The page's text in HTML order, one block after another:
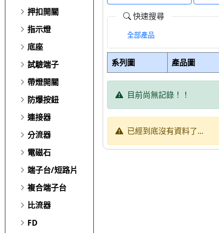
押扣開關
指示燈
底座
試驗端子
帶燈開關
防爆按鈕
連接器
分流器
電磁石
端子台/短路片
複合端子台
比流器
FD
快速搜尋
全部產品
系列圖 產品圖
目前尚無記錄！！
已經到底沒有資料了...